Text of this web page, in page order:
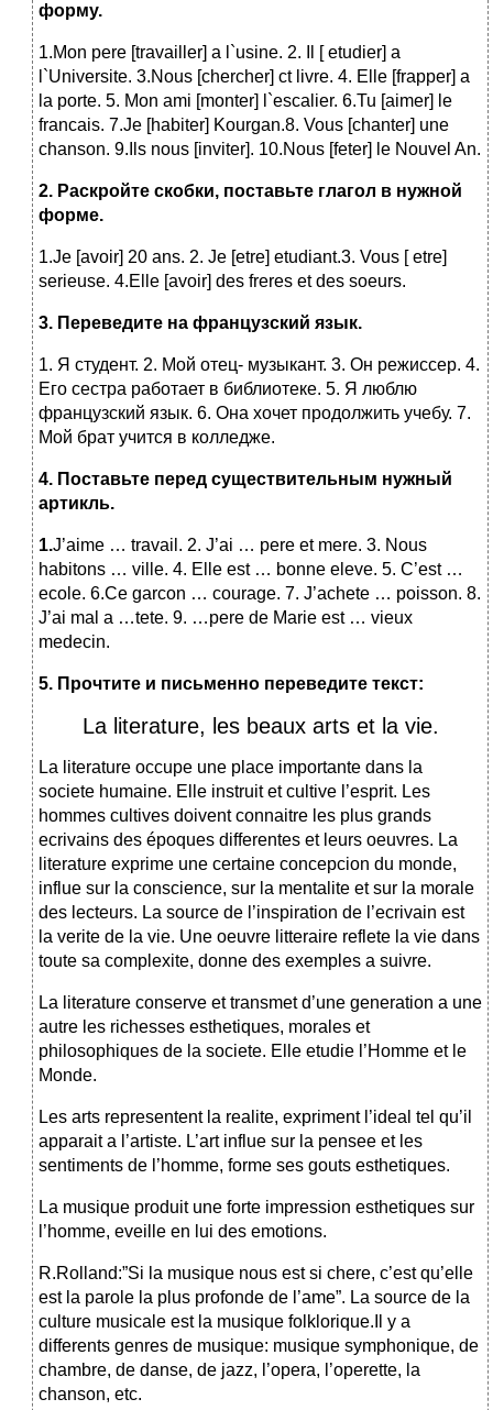
форму.
1.Mon pere [travailler] a l`usine. 2. Il [ etudier] a
l`Universite. 3.Nous [chercher] ct livre. 4. Elle [frapper] a
la porte. 5. Mon ami [monter] l`escalier. 6.Tu [aimer] le
francais. 7.Je [habiter] Kourgan.8. Vous [chanter] une
chanson. 9.Ils nous [inviter]. 10.Nous [feter] le Nouvel An.
2. Раскройте скобки, поставьте глагол в нужной
форме.
1.Je [avoir] 20 ans. 2. Je [etre] etudiant.3. Vous [ etre]
serieuse. 4.Elle [avoir] des freres et des soeurs.
3. Переведите на французский язык.
1. Я студент. 2. Мой отец- музыкант. 3. Он рeжиссер. 4.
Его сестра работает в библиотеке. 5. Я люблю
французский язык. 6. Она хочет продолжить учебу. 7.
Мой брат учится в колледже.
4. Поставьте перед существительным нужный
артикль.
1.J’aime … travail. 2. J’ai … pere et mere. 3. Nous
habitons … ville. 4. Elle est … bonne eleve. 5. C’est …
ecole. 6.Ce garcon … courage. 7. J’achete … poisson. 8.
J’ai mal a …tete. 9. …pere de Marie est … vieux
medecin.
5. Прочтите и письменно переведите текст:
La literature, les beaux arts et la vie.
La literature occupe une place importante dans la
societe humaine. Elle instruit et cultive l’esprit. Les
hommes cultives doivent connaitre les plus grands
ecrivains des époques differentes et leurs oeuvres. La
literature exprime une certaine concepcion du monde,
influe sur la conscience, sur la mentalite et sur la morale
des lecteurs. La source de l’inspiration de l’ecrivain est
la verite de la vie. Une oeuvre litteraire reflete la vie dans
toute sa complexite, donne des exemples a suivre.
La literature conserve et transmet d’une generation a une
autre les richesses esthetiques, morales et
philosophiques de la societe. Elle etudie l’Homme et le
Monde.
Les arts representent la realite, expriment l’ideal tel qu’il
apparait a l’artiste. L’art influe sur la pensee et les
sentiments de l’homme, forme ses gouts esthetiques.
La musique produit une forte impression esthetiques sur
l’homme, eveille en lui des emotions.
R.Rolland:”Si la musique nous est si chere, c’est qu’elle
est la parole la plus profonde de l’ame”. La source de la
culture musicale est la musique folklorique.Il y a
differents genres de musique: musique symphonique, de
chambre, de danse, de jazz, l’opera, l’operette, la
chanson, etc.